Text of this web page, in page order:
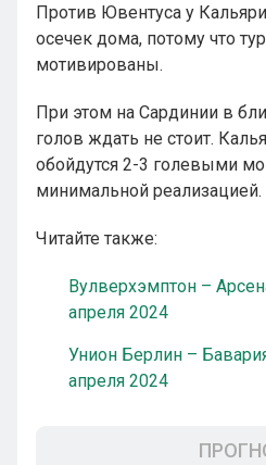
Против Ювентуса у
осечек дома, потому что
мотивированы.
При этом на Сардинии в
голов ждать не стоит.
обойдутся 2-3 голевыми
минимальной реализацией.
Читайте также:
Вулверхэмптон –
апреля 2024
Унион Берлин –
апреля 2024